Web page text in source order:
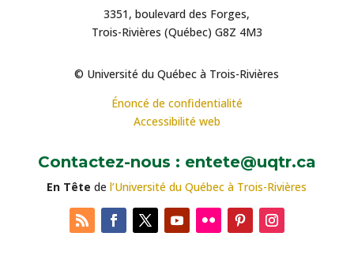
3351, boulevard des Forges,
Trois-Rivières (Québec) G8Z 4M3
© Université du Québec à Trois-Rivières
Énoncé de confidentialité
Accessibilité web
Contactez-nous : entete@uqtr.ca
En Tête del’Université du Québec à Trois-Rivières